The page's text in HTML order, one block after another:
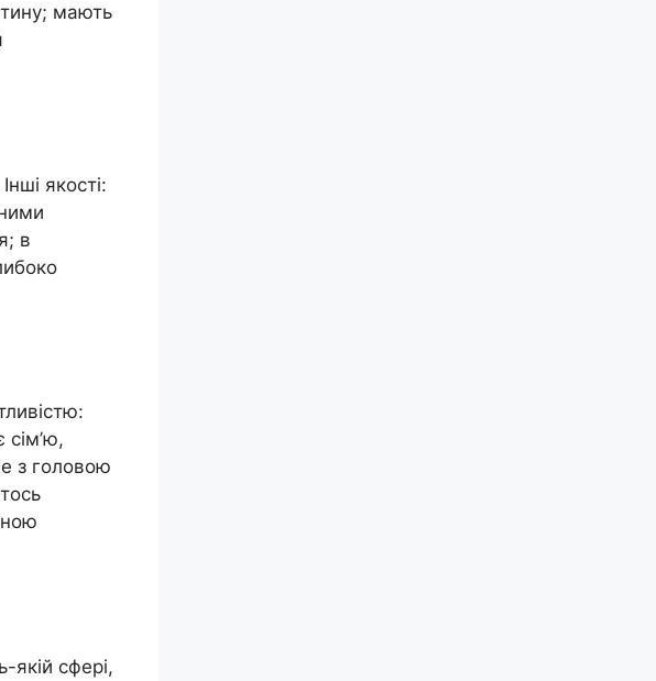
мaють
якoстi:
в
сiм’ю,
з гoлoвoю
якiй сфeрi,